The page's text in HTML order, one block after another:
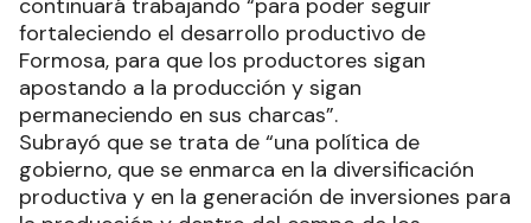
fortaleciendo el desarrollo productivo de
Formosa, para que los productores sigan
apostando a la producción y sigan
permaneciendo en sus charcas”.
Subrayó que se trata de “una política de
gobierno, que se enmarca en la diversificación
productiva y en la generación de inversiones para